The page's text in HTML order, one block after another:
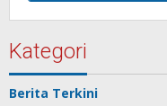
Kategori
Berita Terkini